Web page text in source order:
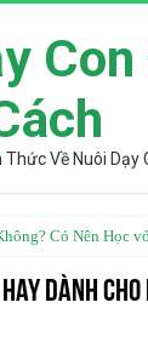
Thức Về Nuôi Dạy
Có Nên Học
Review Chi Tiết
dành